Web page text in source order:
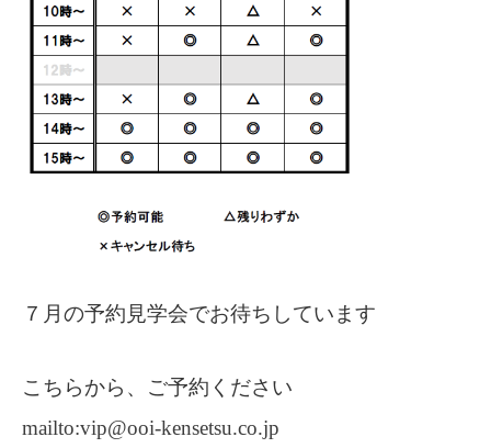
７月の予約見学会でお待ちしています
こちらから、ご予約ください
mailto:vip@ooi-kensetsu.co.jp